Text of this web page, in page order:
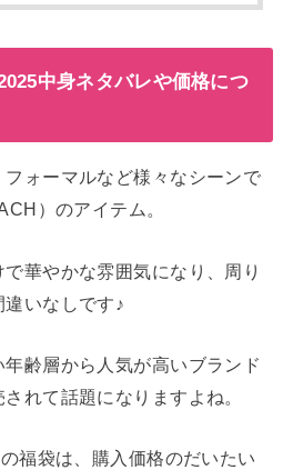
中身ネタバレや価格につ
ォーマルなど様々なシーンで
）のアイテム。
華やかな雰囲気になり、周り
いなしです♪
齢層から人気が高いブランド
れて話題になりますよね。
福袋は、購入価格のだいたい